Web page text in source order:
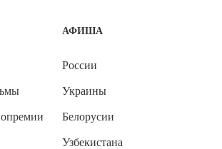
АФИША
России
Украины
Белорусии
Узбекистана